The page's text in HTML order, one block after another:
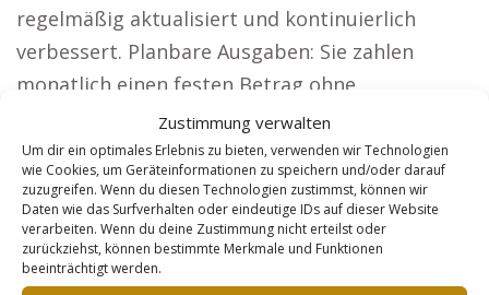
Zustimmung verwalten
Um dir ein optimales Erlebnis zu bieten, verwenden wir Technologien
wie Cookies, um Geräteinformationen zu speichern und/oder darauf
zuzugreifen. Wenn du diesen Technologien zustimmst, können wir
Daten wie das Surfverhalten oder eindeutige IDs auf dieser Website
verarbeiten. Wenn du deine Zustimmung nicht erteilst oder
zurückziehst, können bestimmte Merkmale und Funktionen
beeinträchtigt werden.
regelmäßig aktualisiert und kontinuierlich
verbessert. Planbare Ausgaben: Sie zahlen
monatlich einen festen Betrag ohne
Zusatzkosten. Wie unsere Lösung Kunden einen
Mehrwert bietet. Für Unternehmen mit Fokus
auf Reichweite sind unsere Webseiten ideal,
zum Beispiel: Anwälte: Maximieren Sie Ihre
Sichtbarkeit und gewinnen Sie Mandanten in
ganz Deutschland. Zeigen Sie Ihre Architektur